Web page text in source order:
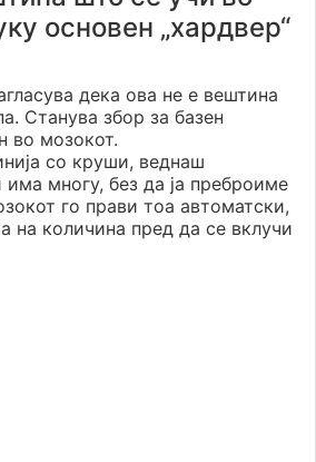
основен „хардвер“
дека ова не е вештина
Станува збор за базен
во мозокот.
со круши, веднаш
има многу, без да ја преброиме
го прави тоа автоматски,
на количина пред да се вклучи